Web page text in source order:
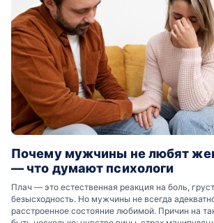
Почему мужчины не любят
— что думают психологи
Плач — это естественная реакция на боль,
безысходность. Но мужчины не всегда
расстроенное состояние любимой. Причин на